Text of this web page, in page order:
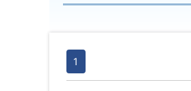
1